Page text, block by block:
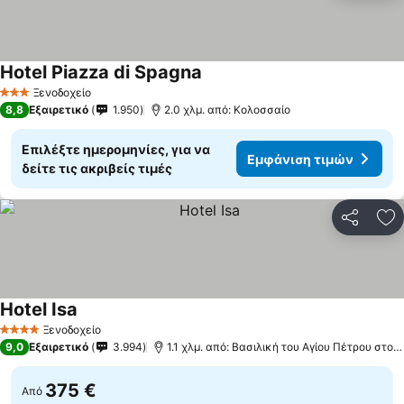
3 ΑστέριαΞενοδοχείο
Hotel Piazza di Spagna
8,8 Εξαιρετικό 1.950 2.0 χλμ. από: Κολοσσαίο
Επιλέξτε ημερομηνίες, για να
δείτε τις ακριβείς τιμές
Εμφάνιση τιμών
4 ΑστέριαΞενοδοχείο
Hotel Isa
9,0 Εξαιρετικό 3.994 1.1 χλμ. από: Βασιλική του Αγίου Πέτρου στο
Από 375 €